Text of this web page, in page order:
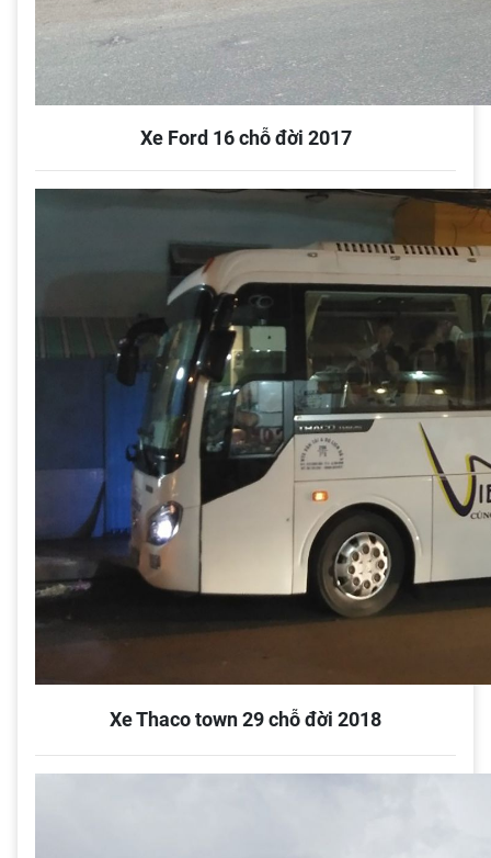
Xe Ford 16 chỗ đời 2017
Xe Thaco town 29 chỗ đời 2018